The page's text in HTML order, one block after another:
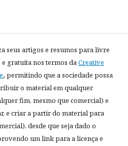
seus artigos e resumos para livre
gratuita nos termos daCreative
, permitindo que a sociedade possa
o material em qualquer
fim, mesmo que comercial) e
e criar a partir do material para
desde que seja dado o
um link para a licença e